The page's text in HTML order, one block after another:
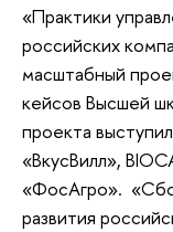
«Практики
российских
масштабный
кейсов Высшей
проекта
«ВкусВилл»,
«ФосАгро».
развития